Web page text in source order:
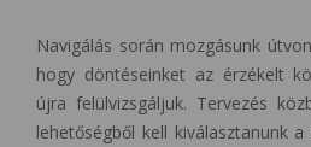
Navigálás során mozgásunk
hogy döntéseinket az érzékelt
újra felülvizsgáljuk. Tervezés
lehetőségből kell kiválasztanunk